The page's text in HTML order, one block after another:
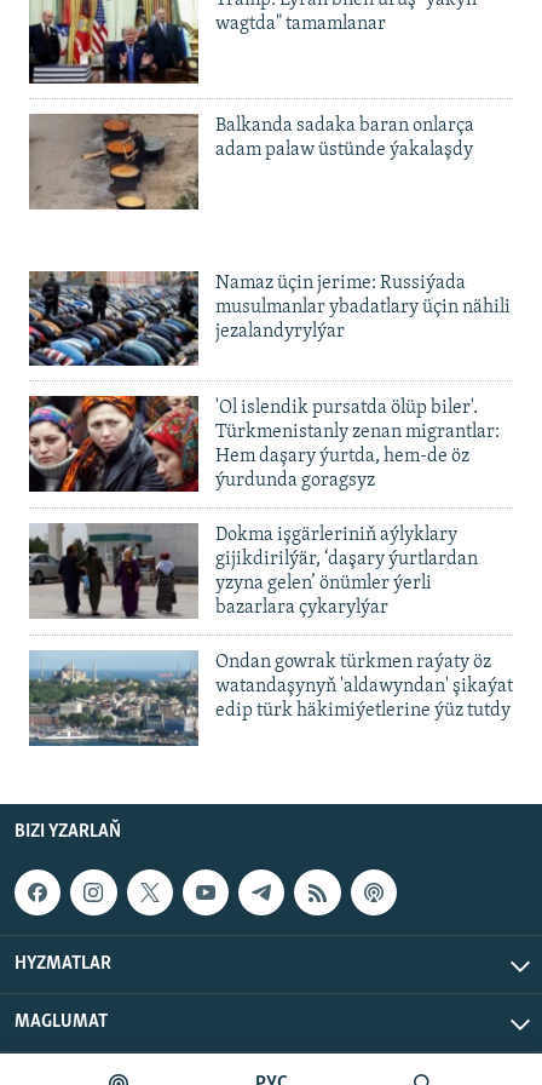
wagtda" tamamlanar
Balkanda sadaka baran onlarça
adam palaw üstünde ýakalaşdy
Namaz üçin jerime: Russiýada
musulmanlar ybadatlary üçin nähili
jezalandyrylýar
'Ol islendik pursatda ölüp biler'.
Türkmenistanly zenan migrantlar:
Hem daşary ýurtda, hem-de öz
ýurdunda goragsyz
Dokma işgärleriniň aýlyklary
gijikdirilýär, ‘daşary ýurtlardan
yzyna gelen’ önümler ýerli
bazarlara çykarylýar
Ondan gowrak türkmen raýaty öz
watandaşynyň 'aldawyndan' şikaýat
edip türk häkimiýetlerine ýüz tutdy
BIZI YZARLAŇ
HYZMATLAR
MAGLUMAT